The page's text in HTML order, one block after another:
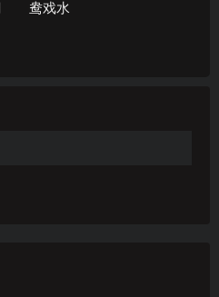
鸯戏水